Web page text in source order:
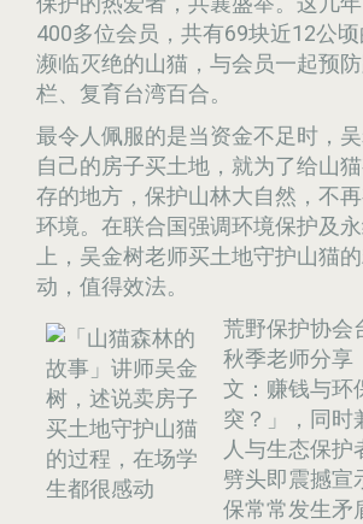
400多位会员，共有69块近12公
濒临灭绝的山猫，与会员一起预
栏、复育台湾百合。
最令人佩服的是当资金不足时，
自己的房子买土地，就为了给山
存的地方，保护山林大自然，不
环境。在联合国强调环境保护及
上，吴金树老师买土地守护山猫
动，值得效法。
荒野保护协会
秋季老师分享
文：赚钱与环
突？」，同时
人与生态保护
劈头即震撼宣
保常常发生矛